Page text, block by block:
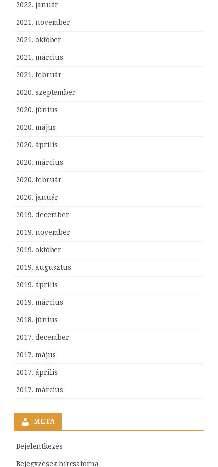
2022. január
2021. november
2021. október
2021. március
2021. február
2020. szeptember
2020. június
2020. május
2020. április
2020. március
2020. február
2020. január
2019. december
2019. november
2019. október
2019. augusztus
2019. április
2019. március
2018. június
2017. december
2017. május
2017. április
2017. március
META
Bejelentkezés
Bejegyzések hírcsatorna